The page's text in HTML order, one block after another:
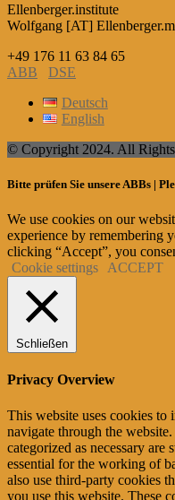
Ellenberger.institute
Wolfgang [AT]
+49 176 11 63 84 65
ABB
DSE
Deutsch
English
© Copyright 2024. All
Bitte prüfen Sie unsere ABBs |
We use cookies on our
experience by remembering
clicking “Accept”, you
Cookie settings
ACCEPT
Schließen
Privacy Overview
This website uses cookies
navigate through the
categorized as necessary are
essential for the working of
also use third-party cookies
you use this website. These